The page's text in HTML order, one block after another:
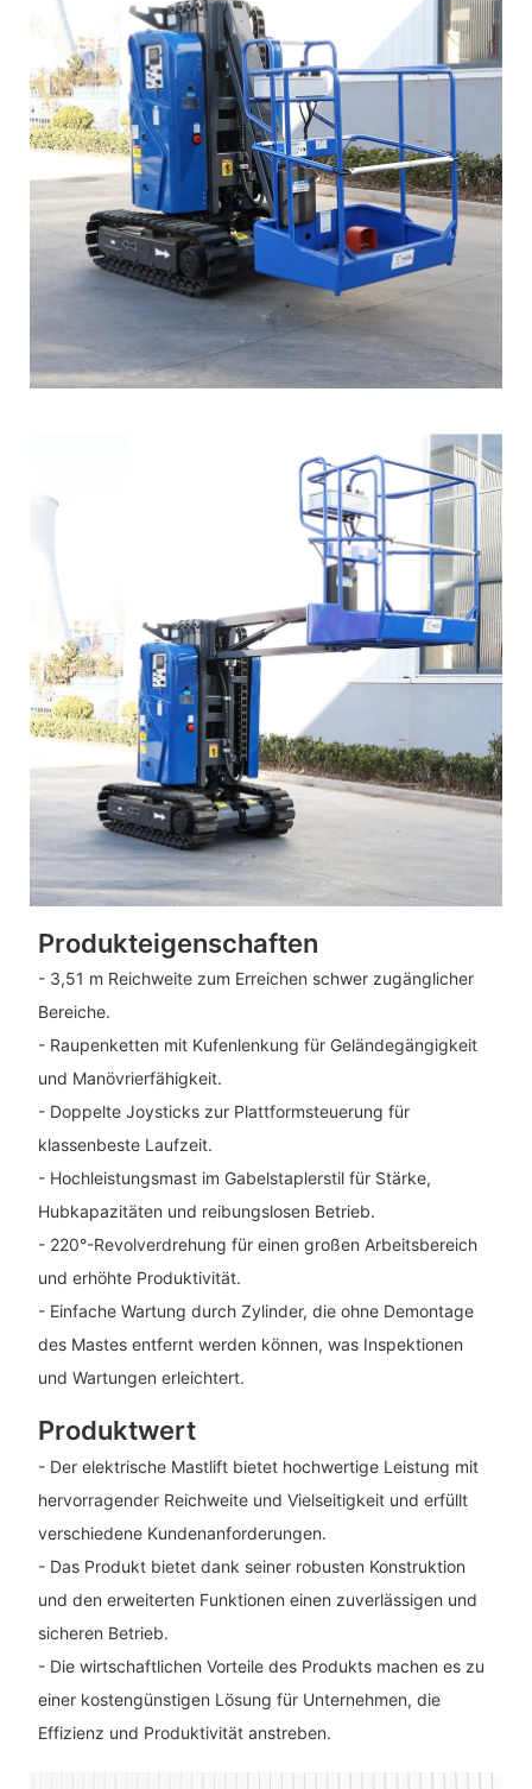
Produkteigenschaften
- 3,51 m Reichweite zum Erreichen schwer zugänglicher
Bereiche.
- Raupenketten mit Kufenlenkung für Geländegängigkeit
und Manövrierfähigkeit.
- Doppelte Joysticks zur Plattformsteuerung für
klassenbeste Laufzeit.
- Hochleistungsmast im Gabelstaplerstil für Stärke,
Hubkapazitäten und reibungslosen Betrieb.
- 220°-Revolverdrehung für einen großen Arbeitsbereich
und erhöhte Produktivität.
- Einfache Wartung durch Zylinder, die ohne Demontage
des Mastes entfernt werden können, was Inspektionen
und Wartungen erleichtert.
Produktwert
- Der elektrische Mastlift bietet hochwertige Leistung mit
hervorragender Reichweite und Vielseitigkeit und erfüllt
verschiedene Kundenanforderungen.
- Das Produkt bietet dank seiner robusten Konstruktion
und den erweiterten Funktionen einen zuverlässigen und
sicheren Betrieb.
- Die wirtschaftlichen Vorteile des Produkts machen es zu
einer kostengünstigen Lösung für Unternehmen, die
Effizienz und Produktivität anstreben.